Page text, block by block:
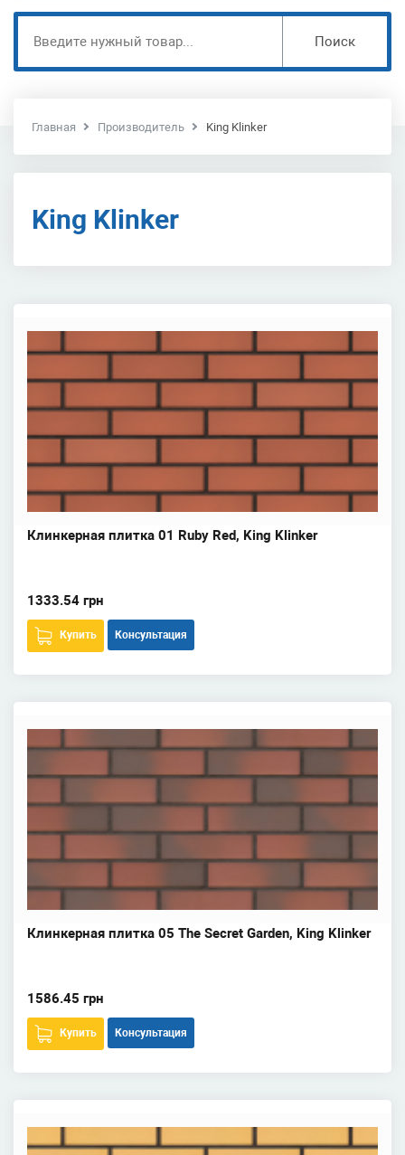
Поиск
Главная Производитель King Klinker
King Klinker
Клинкерная плитка 01 Ruby Red, King Klinker
1333.54 грн
Купить Консультация
Клинкерная плитка 05 The Secret Garden, King Klinker
1586.45 грн
Купить Консультация